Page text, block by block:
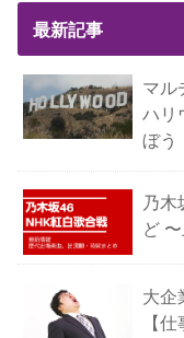
最新記事
マル
ハリ
ぼう
乃木
ど
大企
【